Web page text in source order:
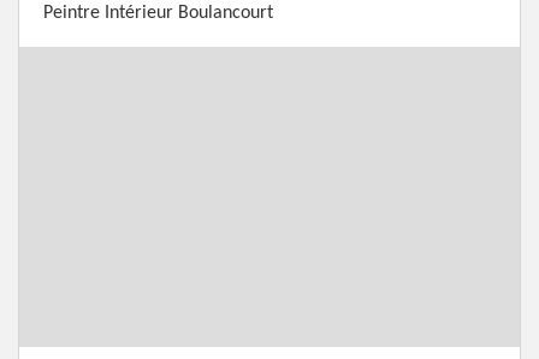
Peintre Intérieur Boulancourt